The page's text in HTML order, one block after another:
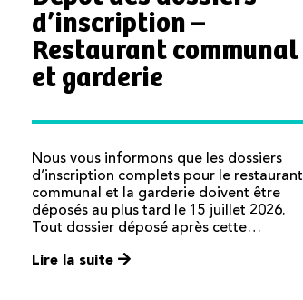
d’inscription –
Restaurant communal
et garderie
Nous vous informons que les dossiers
d’inscription complets pour le restaurant
communal et la garderie doivent être
déposés au plus tard le 15 juillet 2026.
Tout dossier déposé après cette…
Lire la suite